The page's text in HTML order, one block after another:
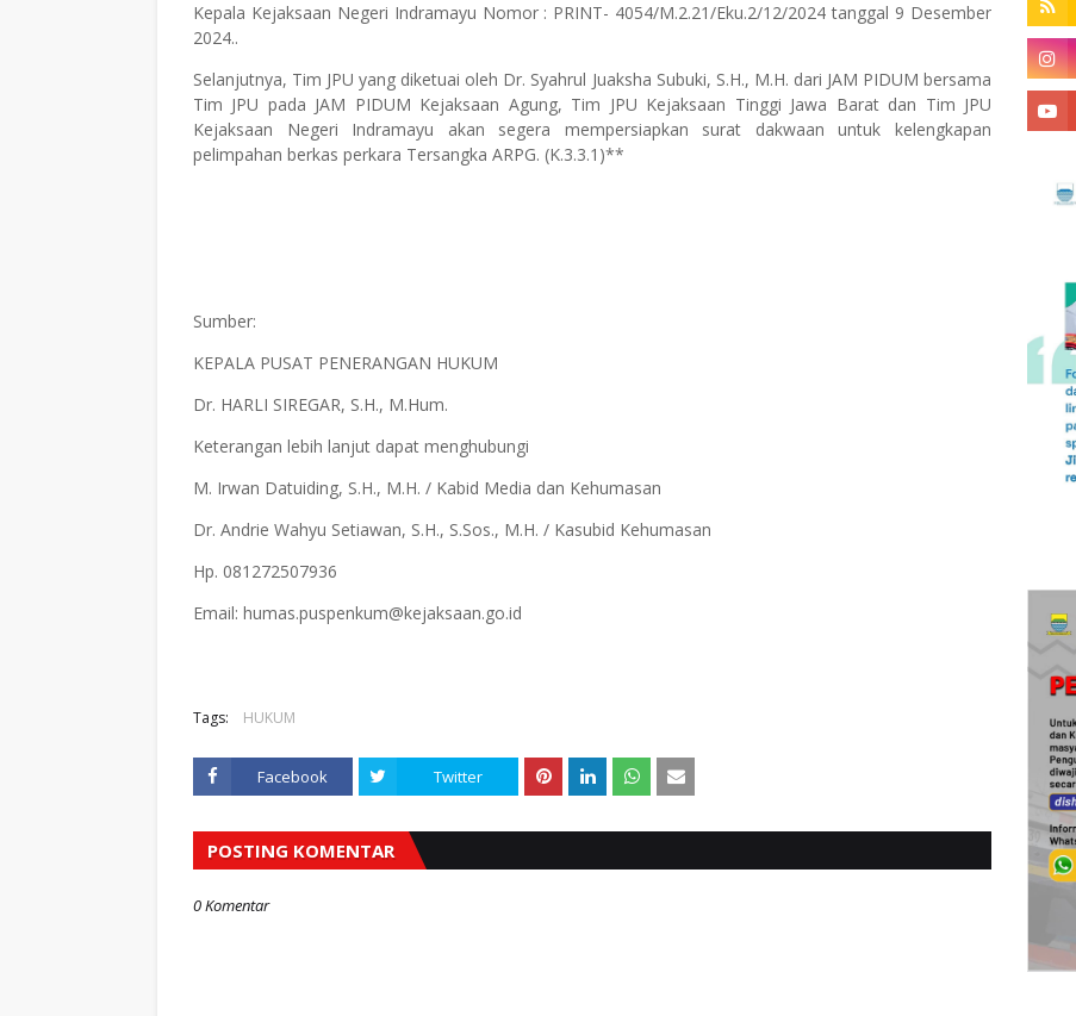
Kepala Kejaksaan Negeri Indramayu Nomor : PRINT- 4054/M.2.21/Eku.2/12/2024 tanggal 9 Desember
2024..
Selanjutnya, Tim JPU yang diketuai oleh Dr. Syahrul Juaksha Subuki, S.H., M.H. dari JAM PIDUM bersama
Tim JPU pada JAM PIDUM Kejaksaan Agung, Tim JPU Kejaksaan Tinggi Jawa Barat dan Tim JPU
Kejaksaan Negeri Indramayu akan segera mempersiapkan surat dakwaan untuk kelengkapan
pelimpahan berkas perkara Tersangka ARPG. (K.3.3.1)**
Sumber:
KEPALA PUSAT PENERANGAN HUKUM
Dr. HARLI SIREGAR, S.H., M.Hum.
Keterangan lebih lanjut dapat menghubungi
M. Irwan Datuiding, S.H., M.H. / Kabid Media dan Kehumasan
Dr. Andrie Wahyu Setiawan, S.H., S.Sos., M.H. / Kasubid Kehumasan
Hp. 081272507936
Email: humas.puspenkum@kejaksaan.go.id
Tags: HUKUM
Facebook Twitter
POSTING KOMENTAR
0 Komentar